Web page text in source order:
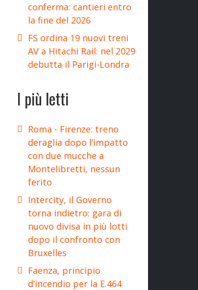
conferma: cantieri entro
la fine del 2026
FS ordina 19 nuovi treni
AV a Hitachi Rail: nel 2029
debutta il Parigi-Londra
I più letti
Roma - Firenze: treno
deraglia dopo l’impatto
con due mucche a
Montelibretti, nessun
ferito
Intercity, il Governo
torna indietro: gara di
nuovo divisa in più lotti
dopo il confronto con
Bruxelles
Faenza, principio
d’incendio per la E.464